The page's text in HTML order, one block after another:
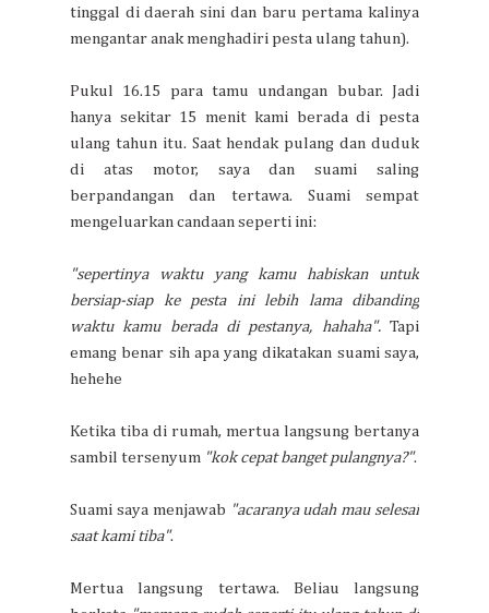
tinggal di daerah sini dan baru pertama kalinya
mengantar anak menghadiri pesta ulang tahun).
Pukul 16.15 para tamu undangan bubar. Jadi
hanya sekitar 15 menit kami berada di pesta
ulang tahun itu. Saat hendak pulang dan duduk
di atas motor, saya dan suami saling
berpandangan dan tertawa. Suami sempat
mengeluarkan candaan seperti ini:
"sepertinya waktu yang kamu habiskan untuk
bersiap-siap ke pesta ini lebih lama dibanding
waktu kamu berada di pestanya, hahaha".Tapi
emang benar sih apa yang dikatakan suami saya,
hehehe
Ketika tiba di rumah, mertua langsung bertanya
sambil tersenyum "kok cepat banget pulangnya?".
Suami saya menjawab "acaranya udah mau selesai
saat kami tiba".
Mertua langsung tertawa. Beliau langsung